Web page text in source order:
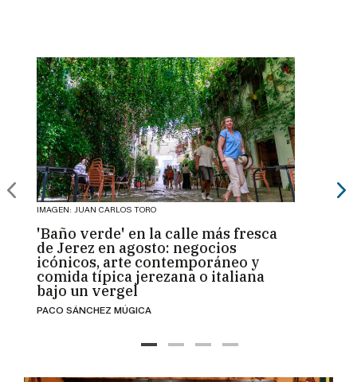
IMAGEN: JUAN CARLOS TORO
'Baño verde' en la calle más fresca
de Jerez en agosto: negocios
icónicos, arte contemporáneo y
comida típica jerezana o italiana
bajo un vergel
PACO SÁNCHEZ MÚGICA